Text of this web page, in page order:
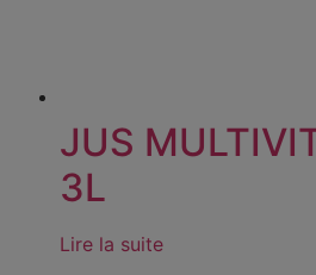
JUS
3L
Lire la suite